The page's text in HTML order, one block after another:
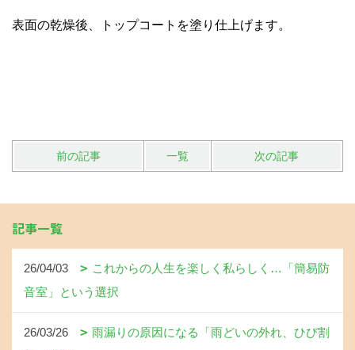
表面の乾燥後、トップコートを塗り仕上げます。
前の記事 一覧 次の記事
記事一覧
26/04/03
これからの人生を楽しく私らしく…「簡易防
音室」という選択
26/03/26
雨漏りの原因になる「雨どいの外れ、ひび割